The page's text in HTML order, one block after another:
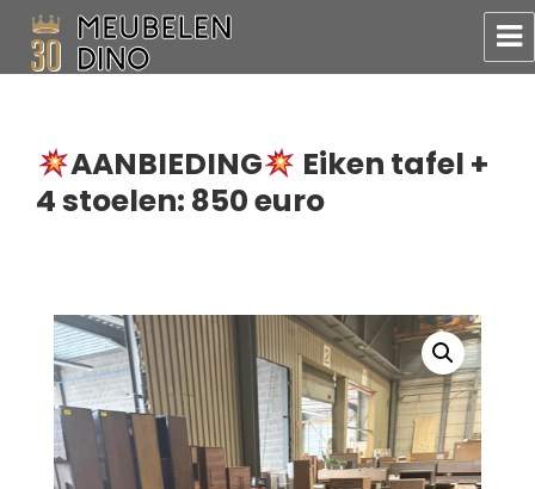
AANBIEDING
Eiken tafel +
4 stoelen: 850 euro